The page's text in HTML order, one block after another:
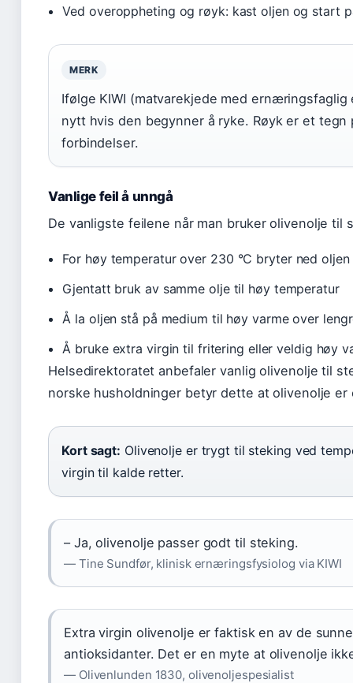
Ved overoppheting og røyk: kast oljen og start
MERK
Ifølge KIWI (matvarekjede med
nytt hvis den begynner å ryke. Røyk er et
forbindelser.
Vanlige feil å unngå
De vanligste feilene når man bruker olivenolje til
For høy temperatur over 230 °C bryter ned oljen
Gjentatt bruk av samme olje til høy temperatur
Å la oljen stå på medium til høy varme over
Å bruke extra virgin til fritering eller veldig høy
Helsedirektoratet anbefaler vanlig olivenolje til
norske husholdninger betyr dette at olivenolje
Kort sagt: Olivenolje er trygt til steking ved
virgin til kalde retter.
– Ja, olivenolje passer godt til steking.
— Tine Sundfør, klinisk ernæringsfysiolog via KIWI
Extra virgin olivenolje er faktisk en av de
antioksidanter. Det er en myte at olivenolje
— Olivenlunden 1830, olivenoljespesialist